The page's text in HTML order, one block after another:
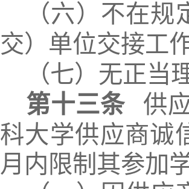
（六） 不在规
交）单位交接工
（七） 无正当
第十三条
供
科大学供应商诚
月内限制其参加